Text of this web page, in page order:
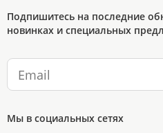
Подпишитесь на последние
новинках и специальных
Мы в социальных сетях